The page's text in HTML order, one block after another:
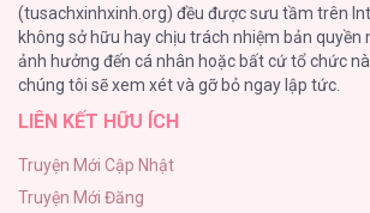
Làm vị cứu tinh thật dễ dàng
186
Thiên Đường Táo Xanh
(END) Merry Marbling
(tusachxinhxinh.org) đều được sưu tầm trên
không sở hữu hay chịu trách nhiệm bản quyền
ảnh hưởng đến cá nhân hoặc bất cứ tổ chức
chúng tôi sẽ xem xét và gỡ bỏ ngay lập tức.
LIÊN KẾT HỮU ÍCH
Truyện Mới Cập Nhật
Truyện Mới Đăng